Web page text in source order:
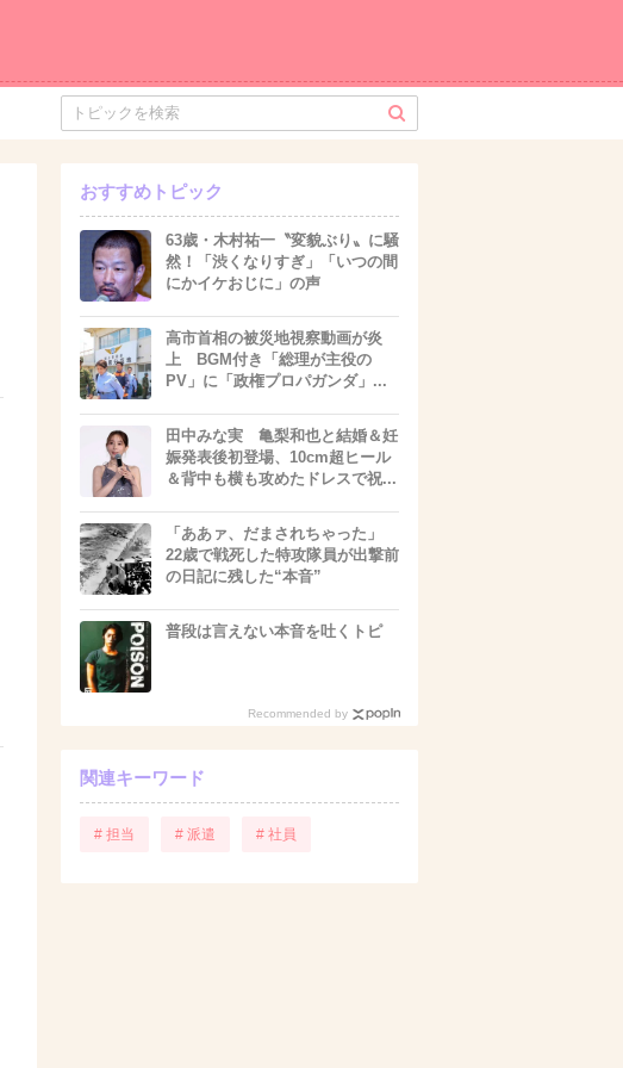
おすすめトピック
63歳・木村祐一〝変貌ぶり〟に騒
然！「渋くなりすぎ」「いつの間
にかイケおじに」の声
高市首相の被災地視察動画が炎
上 BGM付き「総理が主役の
PV」に「政権プロパガンダ」...
田中みな実 亀梨和也と結婚＆妊
娠発表後初登場、10cm超ヒール
＆背中も横も攻めたドレスで祝...
「ああァ、だまされちゃった」
22歳で戦死した特攻隊員が出撃前
の日記に残した“本音”
普段は言えない本音を吐くトピ
Recommended by
関連キーワード
# 担当 # 派遣 # 社員